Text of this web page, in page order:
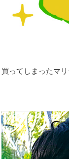
買ってしまったマ